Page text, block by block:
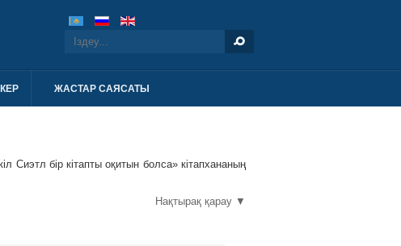
ЖАСТАР САЯСАТЫ
Сиэтл бір кітапты оқитын болса» кітапхананың
Нақтырақ қарау ▼